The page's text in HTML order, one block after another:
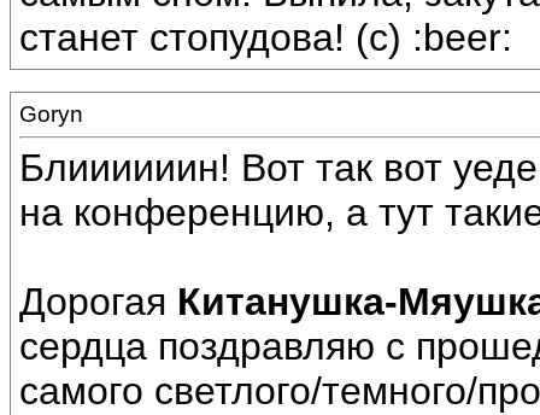
станет стопудова! (с) :beer:
Goryn
Блиииииин! Вот так вот
на конференцию, а тут
Дорогая Китанушка-
сердца поздравляю c
самого светлого/темного/